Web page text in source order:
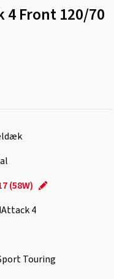
Front 120/70
(58W)
4
Touring